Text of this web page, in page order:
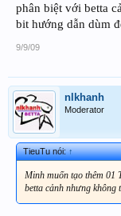
phân biệt với betta
bit hướng dẫn dùm
9/9/09
nlkhanh
Moderator
TieuTu nói:↑
Minh muốn tạo thêm 01
betta cảnh nhưng không